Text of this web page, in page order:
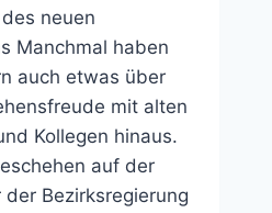
neuen
Manchmal haben
auch etwas über
mit alten
Kollegen hinaus.
auf der
Bezirksregierung